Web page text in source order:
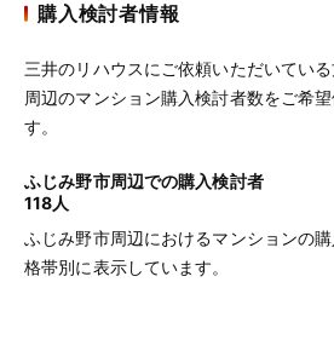
購入検討者情報
三井のリハウスにご依頼いただいてい
周辺のマンション購入検討者数をご希
す。
ふじみ野市周辺での購入検討者
118人
ふじみ野市周辺におけるマンションの
格帯別に表示しています。